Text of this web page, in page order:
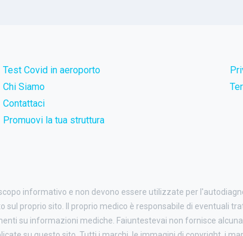
Test Covid in aeroporto
Chi Siamo
Contattaci
Promuovi la tua struttura
informativo e non devono essere utilizzate per
proprio sito. Il proprio medico è responsabile di eventuali
su informazioni mediche. Faiuntestevai non fornisce